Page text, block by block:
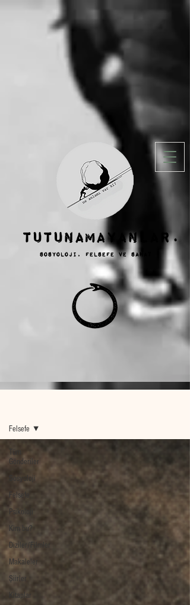
TUTUNAMAYANLAR.
sosyoloji, felsefe ve SANAT
Tüm
Gönderiler
Sosyoloji
Felsefe
Psikoloji
Kim bu?
Diziler/Filmler
Makaleler
Şiirler
Kitaplar
Felsefe